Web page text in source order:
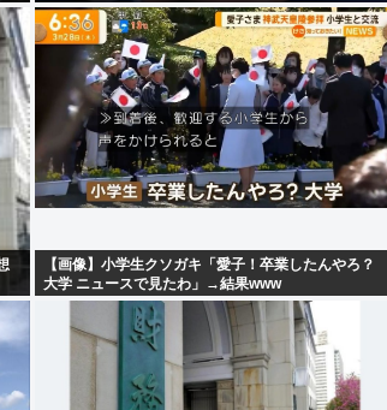
【画像】小学生クソガキ「愛子！卒業したんやろ？
大学 ニュースで見たわ」→結果www